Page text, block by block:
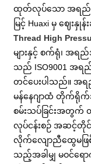
ထုတ်လုပ်သော အရည်
မြင့် Huaxi မှ ဈေး
Thread High
များနှင့် စက်ရုံ၊ အ
သည် ISO9001 အရ
တင်ပေးပါသည်။ အ
မန်နေဂျာထံ တိုက်ရိုက်
စမ်းသပ်ခြင်းအတွ
လုပ်ငန်းစဉ် အဆင့်တိုင်
လိုက်လျောညီထွေမဖြ
သည့်အခါမျှ မဝင်ရေ